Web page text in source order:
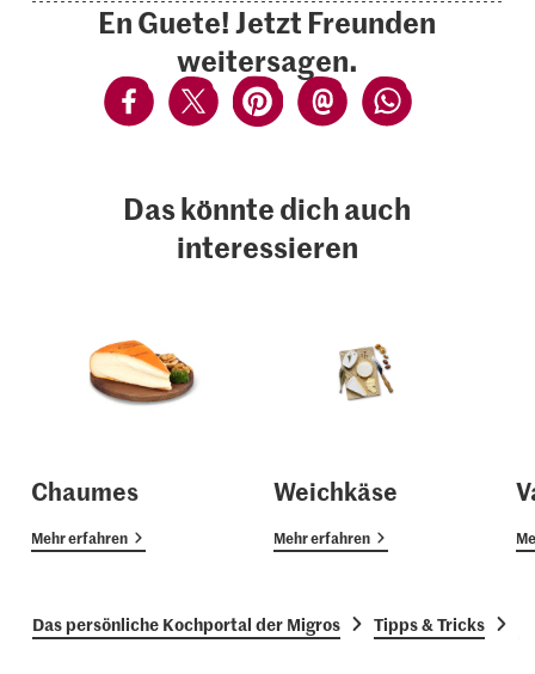
En Guete! Jetzt Freunden
weitersagen.
Das könnte dich auch
interessieren
Chaumes
Mehr erfahren
Weichkäse
Mehr erfahren
Das persönliche Kochportal der Migros Tipps & Tricks